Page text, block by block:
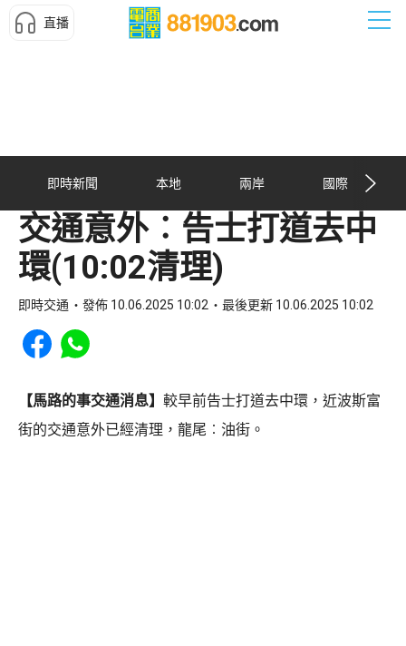
直播
即時新聞 本地 兩岸 國際
交通意外︰告士打道去中
環(10:02清理)
即時交通 發佈 10.06.2025 10:02 最後更新 10.06.2025 10:02
Share to Facebook
Share to WhatsApp
【馬路的事交通消息】 較早前告士打道去中環，近波斯富
街的交通意外已經清理，龍尾︰油街。